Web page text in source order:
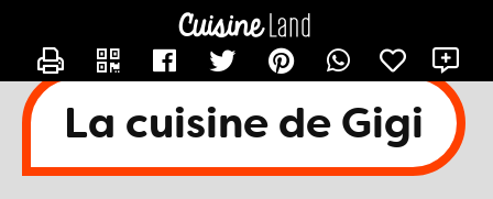
La cuisine de Gigi
CONTACTER EMANDINE07